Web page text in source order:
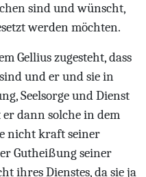
sind und wünscht,
werden möchten.
Gellius zugesteht, dass
und er und sie in
Seelsorge und Dienst
dann solche in dem
nicht kraft seiner
Gutheißung seiner
ihres Dienstes, da sie ja